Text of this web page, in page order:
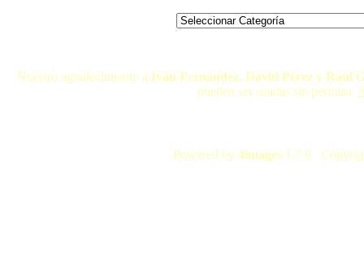
Nuestro agradecimiento a Iván Fernández, David Pérez y Raúl
pueden ser usadas sin permiso.
Powered by 4images 1.7.6